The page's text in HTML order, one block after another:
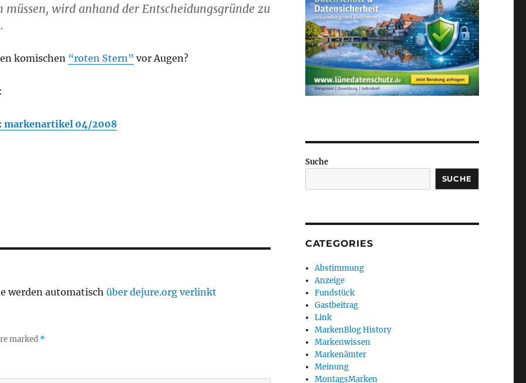
müssen, wird anhand der Entscheidungsgründe zu
komischen “roten Stern” vor Augen?
markenartikel 04/2008
werden automatischüber dejure.org verlinkt
marked *
Suche
SUCHE
CATEGORIES
Abstimmung
Anzeige
Fundstück
Gastbeitrag
Link
MarkenBlog History
Markenwissen
Markenämter
Meinung
MontagsMarken